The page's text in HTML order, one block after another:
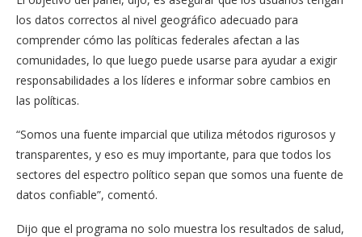
los datos correctos al nivel geográfico adecuado para
comprender cómo las políticas federales afectan a las
comunidades, lo que luego puede usarse para ayudar a exigir
responsabilidades a los líderes e informar sobre cambios en
las políticas.
“Somos una fuente imparcial que utiliza métodos rigurosos y
transparentes, y eso es muy importante, para que todos los
sectores del espectro político sepan que somos una fuente de
datos confiable”, comentó.
Dijo que el programa no solo muestra los resultados de salud,